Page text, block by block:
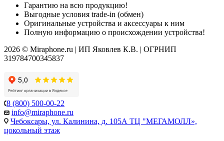
Гарантию на всю продукцию!
Выгодные условия trade-in (обмен)
Оригинальные устройства и аксессуары к ним
Полную информацию о происхождении устройства!
2026 © Miraphone.ru | ИП Яковлев К.В. | ОГРНИП
319784700345837
8 (800) 500-00-22
info@miraphone.ru
Чебоксары, ул. Калинина, д. 105А ТЦ "МЕГАМОЛЛ»,
цокольный этаж